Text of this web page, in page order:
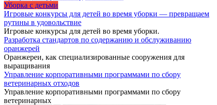
Уборка с детьми
Игровые конкурсы для детей во время уборки — превращаем
рутины в удовольствие
Игровые конкурсы для детей во время уборки.
Разработка стандартов по содержанию и обслуживанию
оранжерей
Оранжереи, как специализированные сооружения для
выращивания
Управление корпоративными программами по сбору
ветеринарных отходов
Управление корпоративными программами по сбору
ветеринарных